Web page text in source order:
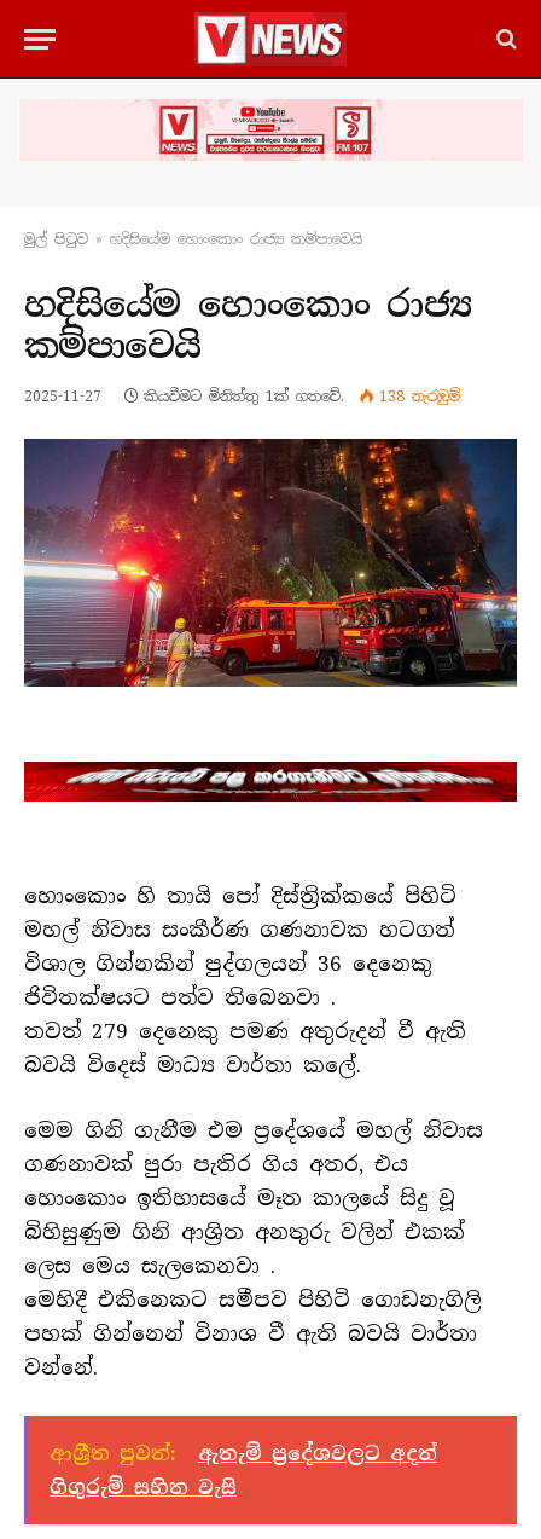
මුල් පිටු​ව » හදිසියේම හොංකොං රාජ්‍ය කම්පාවෙයි
හදිසියේම හොංකොං රාජ්‍ය
කම්පාවෙයි
2025-11-27 කියවීමට මිනිත්තු 1ක් ගතවේ. 138 නැරඹු​ම්
හොංකොං හි තායි පෝ දිස්ත්‍රික්කයේ පිහිටි
මහල් නිවාස සංකීර්ණ ගණනාවක හටගත්
විශාල ගින්නකින් පුද්ගලයන් 36 දෙනෙකු
ජිවිතක්ෂයට පත්ව තිබෙනවා .
තවත් 279 දෙනෙකු පමණ අතුරුදන් වී ඇති
බවයි විදෙස් මාධ්‍ය වාර්තා කලේ.
මෙම ගිනි ගැනීම එම ප්‍රදේශයේ මහල් නිවාස
ගණනාවක් පුරා පැතිර ගිය අතර, එය
හොංකොං ඉතිහාසයේ මෑත කාලයේ සිදු වූ
බිහිසුණුම ගිනි ආශ්‍රිත අනතුරු වලින් එකක්
ලෙස මෙය සැලකෙනවා .
මෙහිදී එකිනෙකට සමීපව පිහිටි ගොඩනැගිලි
පහක් ගින්නෙන් විනාශ වී ඇති බවයි වාර්තා
වන්නේ.
ආශ්‍රීත පුවත්:
ඇතැම් ප්‍රදේශවලට අදත්
ගිගුරුම් සහිත වැසි